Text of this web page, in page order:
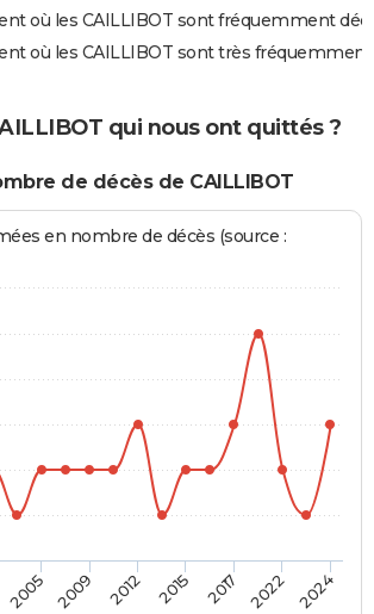
où les CAILLIBOT sont fréquemment
où les CAILLIBOT sont très
qui nous ont quittés ?
de décès de CAILLIBOT
en nombre de décès (source :
2005 2009 2012 2015 2017 2022 2024